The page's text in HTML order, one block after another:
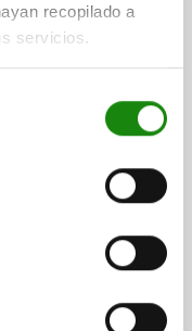
recopilado a
servicios.